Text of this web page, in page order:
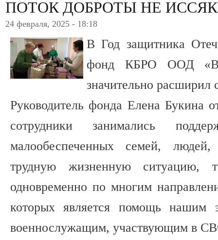
ПОТОК ДОБРОТЫ НЕ
24 февраля, 2025 - 18:18
В Год защитника
фонд КБРО ООД
значительно расширил
Руководитель фонда Елена Букина
сотрудники занимались
малообеспеченных семей,
трудную жизненную ситуацию,
одновременно по многим
которых является помощь нашим
военнослужащим, участвующим в